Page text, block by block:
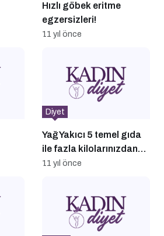
Hızlı göbek eritme
egzersizleri!
11 yıl önce
Yağ Yakıcı 5 temel gıda
ile fazla kilolarınızdan
kurtulun!
Diyet
11 yıl önce